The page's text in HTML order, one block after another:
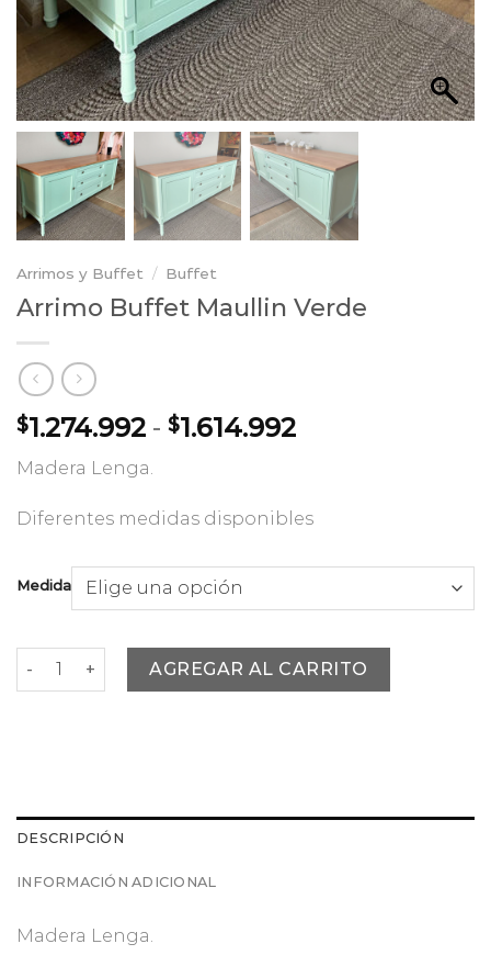
Arrimos y Buffet / Buffet
Arrimo Buffet Maullin Verde
$1.274.992 - $1.614.992Rango
$1.274.992
hasta
Madera Lenga.
Diferentes medidas disponibles
Medida
Arrimo Buffet Maullin Verde cantidad
AGREGAR AL CARRITO
DESCRIPCIÓN
INFORMACIÓN ADICIONAL
Madera Lenga.